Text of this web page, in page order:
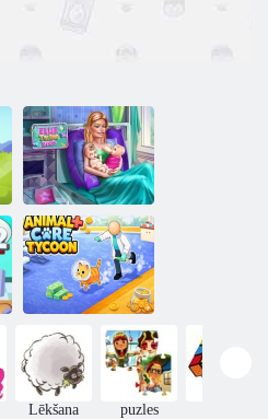
Ellie Twins
Dzimšana
Dzīvnieku
kopšanas
magnāts
Lēkšana puzles